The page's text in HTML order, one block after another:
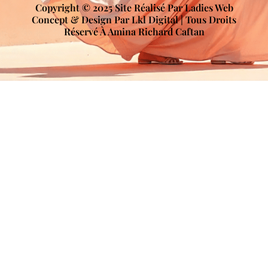
Copyright © 2025 Site Réalisé Par Ladies Web
Concept & Design Par Lkl Digital | Tous Droits
Réservé À Amina Richard Caftan